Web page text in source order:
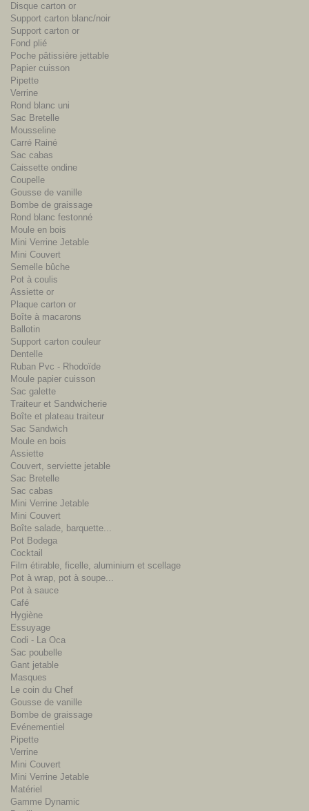
Disque carton or
Support carton blanc/noir
Support carton or
Fond plié
Poche pâtissière jettable
Papier cuisson
Pipette
Verrine
Rond blanc uni
Sac Bretelle
Mousseline
Carré Rainé
Sac cabas
Caissette ondine
Coupelle
Gousse de vanille
Bombe de graissage
Rond blanc festonné
Moule en bois
Mini Verrine Jetable
Mini Couvert
Semelle bûche
Pot à coulis
Assiette or
Plaque carton or
Boîte à macarons
Ballotin
Support carton couleur
Dentelle
Ruban Pvc - Rhodoïde
Moule papier cuisson
Sac galette
Traiteur et Sandwicherie
Boîte et plateau traiteur
Sac Sandwich
Moule en bois
Assiette
Couvert, serviette jetable
Sac Bretelle
Sac cabas
Mini Verrine Jetable
Mini Couvert
Boîte salade, barquette...
Pot Bodega
Cocktail
Film étirable, ficelle, aluminium et scellage
Pot à wrap, pot à soupe...
Pot à sauce
Café
Hygiène
Essuyage
Codi - La Oca
Sac poubelle
Gant jetable
Masques
Le coin du Chef
Gousse de vanille
Bombe de graissage
Evénementiel
Pipette
Verrine
Mini Couvert
Mini Verrine Jetable
Matériel
Gamme Dynamic